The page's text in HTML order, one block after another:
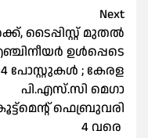
Next
ടൈപ്പിസ്റ്റ് മുതല്‍
ഉൾപ്പെടെ
പോസ്റ്റുകള്‍ ; കേരള
പി.എസ്.സി മെഗാ
ഫെബ്രുവരി
4 വരെ